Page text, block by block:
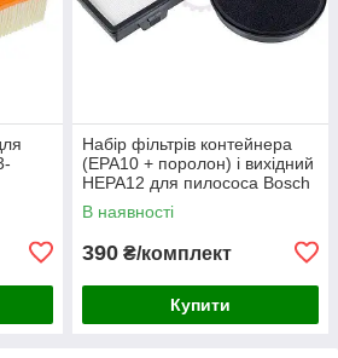
Набір фільтрів контейнера
(EPA10 + поролон) і вихідний
HEPA12 для пилососа Bosch
BGS05/BGC05 BBZ152EF
В наявності
390 ₴/комплект
Купити